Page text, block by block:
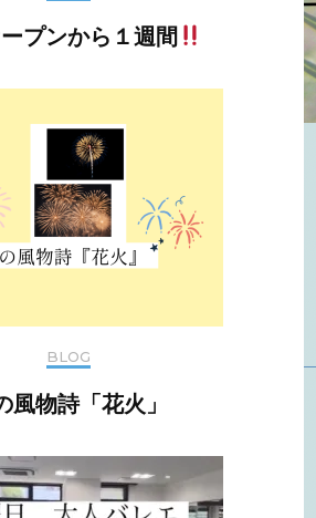
プンから１週間
BLOG
風物詩「花火」